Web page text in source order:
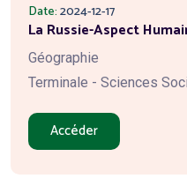
Date:2024-12-17
La Russie-Aspect
Géographie
Terminale - Sciences
Accéder